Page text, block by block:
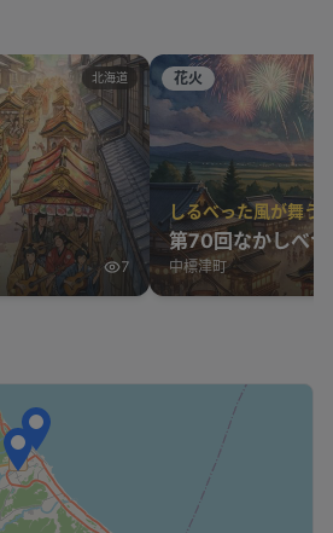
北海道
7
花火
しるべった風が舞う
第70回なかしべ
中標津町